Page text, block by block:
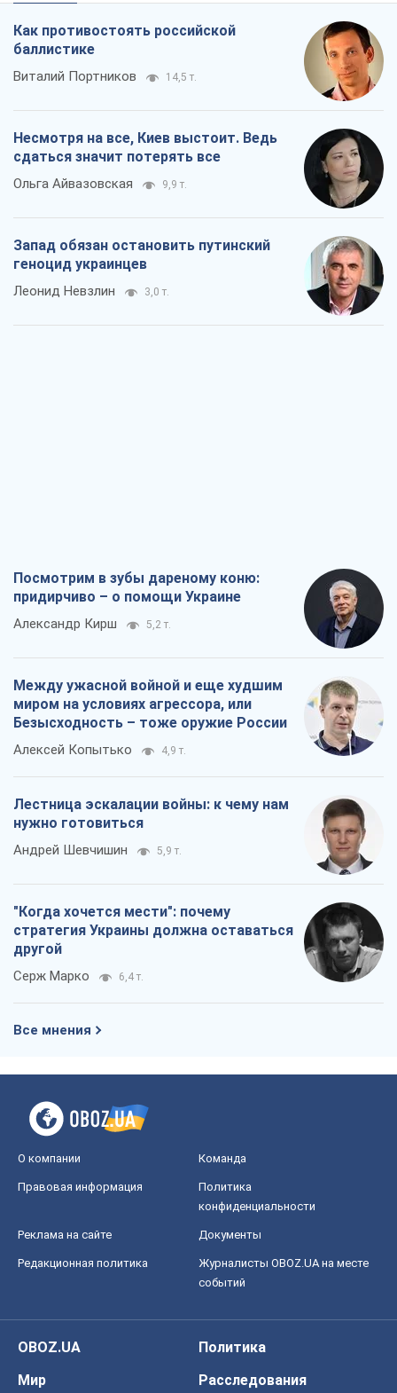
Как противостоять российской
баллистике
Виталий Портников 14,5 т.
Несмотря на все, Киев выстоит. Ведь
сдаться значит потерять все
Ольга Айвазовская 9,9 т.
Запад обязан остановить путинский
геноцид украинцев
Леонид Невзлин 3,0 т.
Посмотрим в зубы дареному коню:
придирчиво – о помощи Украине
Александр Кирш 5,2 т.
Между ужасной войной и еще худшим
миром на условиях агрессора, или
Безысходность – тоже оружие России
Алексей Копытько 4,9 т.
Лестница эскалации войны: к чему нам
нужно готовиться
Андрей Шевчишин 5,9 т.
"Когда хочется мести": почему
стратегия Украины должна оставаться
другой
Серж Марко 6,4 т.
Все мнения
О компании Команда
Правовая информация
Политика
конфиденциальности
Реклама на сайте Документы
Редакционная политика
Журналисты OBOZ.UA на месте
событий
OBOZ.UA
Политика
Мир
Расследования